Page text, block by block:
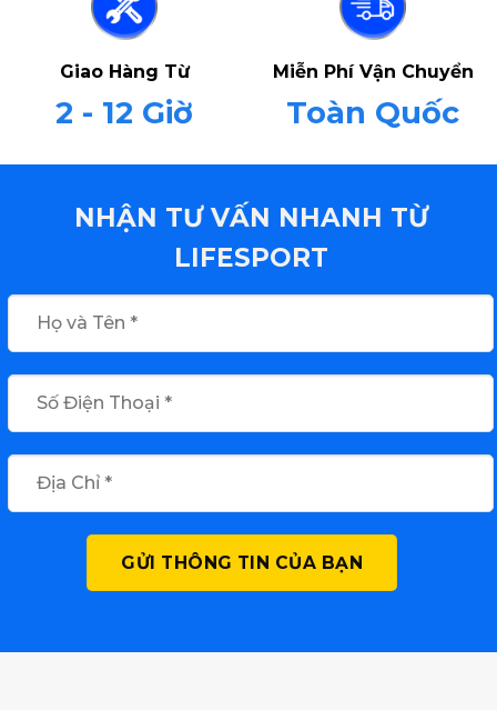
Giao Hàng Từ
2 - 12 Giờ
Miễn Phí Vận Chuyển
Toàn Quốc
NHẬN TƯ VẤN NHANH TỪ
LIFESPORT